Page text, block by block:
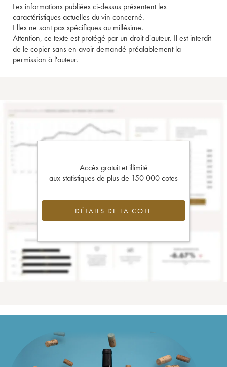
Les informations publiées ci-dessus présentent les
caractéristiques actuelles du vin concerné.
Elles ne sont pas spécifiques au millésime.
Attention, ce texte est protégé par un droit d'auteur. Il est interdit
de le copier sans en avoir demandé préalablement la
permission à l'auteur.
Accès gratuit et illimité
aux statistiques de plus de 150 000 cotes
DÉTAILS DE LA COTE